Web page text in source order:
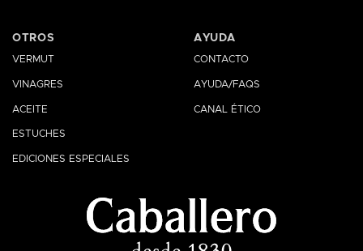
OTROS
VERMUT
VINAGRES
ACEITE
ESTUCHES
EDICIONES ESPECIALES
AYUDA
CONTACTO
AYUDA/FAQS
CANAL ÉTICO